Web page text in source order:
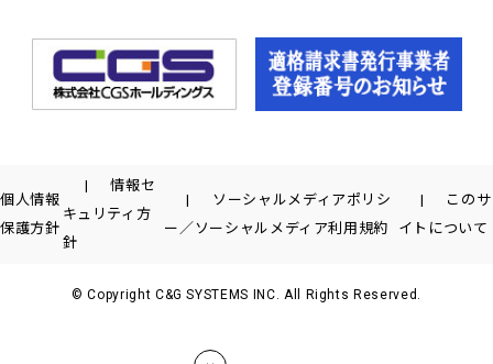
個人情報
保護方針
情報セ
キュリティ方
針
ソーシャルメディアポリシ
ー／ソーシャルメディア利用規約
このサ
イトについて
© Copyright C&G SYSTEMS INC. All Rights Reserved.